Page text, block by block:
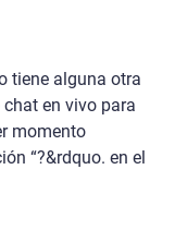
tiene alguna otra
en vivo para
momento
“?&rdquo. en el